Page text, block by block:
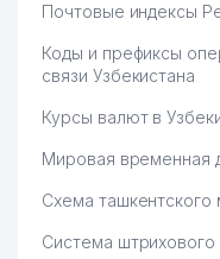
Почтовые индексы
Коды и префиксы
связи Узбекистана
Курсы валют в
Мировая временная
Схема ташкентского
Система штрихового